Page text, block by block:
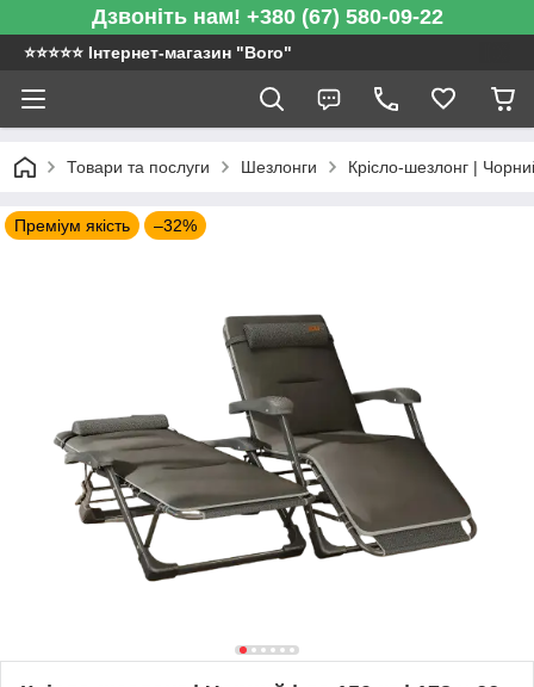
Дзвоніть нам! +380 (67) 580-09-22
⭐️⭐️⭐️⭐️⭐️ Інтернет-магазин "Boro"
Товари та послуги Шезлонги Крісло-шезлонг |
Преміум якість –32%